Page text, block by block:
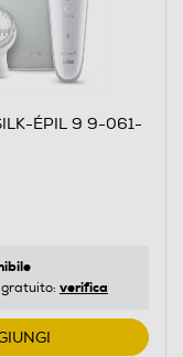
ÉPIL 9 9-061-
gratuito: verifica